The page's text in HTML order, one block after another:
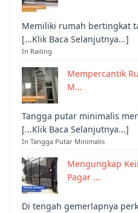
Memiliki rumah bertingkat
[...Klik Baca Selanjutnya...]
In Railing
Mempercantik
M…
Tangga putar minimalis
[...Klik Baca Selanjutnya...]
In Tangga Putar Minimalis
Mengungkap
Pagar …
Di tengah gemerlapnya